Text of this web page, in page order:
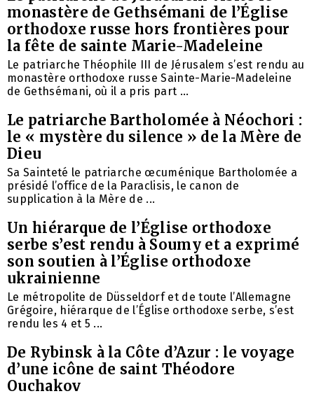
monastère de Gethsémani de l’Église
orthodoxe russe hors frontières pour
la fête de sainte Marie-Madeleine
Le patriarche Théophile III de Jérusalem s’est rendu au
monastère orthodoxe russe Sainte-Marie-Madeleine
de Gethsémani, où il a pris part ...
Le patriarche Bartholomée à Néochori :
le « mystère du silence » de la Mère de
Dieu
Sa Sainteté le patriarche œcuménique Bartholomée a
présidé l’office de la Paraclisis, le canon de
supplication à la Mère de ...
Un hiérarque de l’Église orthodoxe
serbe s’est rendu à Soumy et a exprimé
son soutien à l’Église orthodoxe
ukrainienne
Le métropolite de Düsseldorf et de toute l’Allemagne
Grégoire, hiérarque de l’Église orthodoxe serbe, s’est
rendu les 4 et 5 ...
De Rybinsk à la Côte d’Azur : le voyage
d’une icône de saint Théodore
Ouchakov